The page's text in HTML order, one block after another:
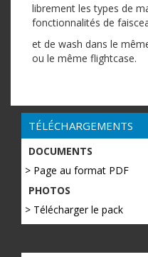
librement les types de
fonctionnalités de
et de wash dans le
ou le même flightcase.
TÉLÉCHARGEMENTS
DOCUMENTS
> Page au format PDF
PHOTOS
> Télécharger le pack